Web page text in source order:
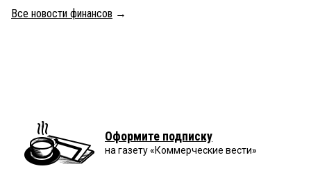
Все новости финансов →
Оформите подписку
на газету «Коммерческие вести»